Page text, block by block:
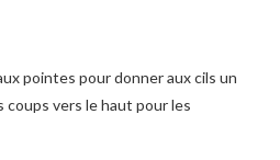
pointes pour donner aux cils un
coups vers le haut pour les